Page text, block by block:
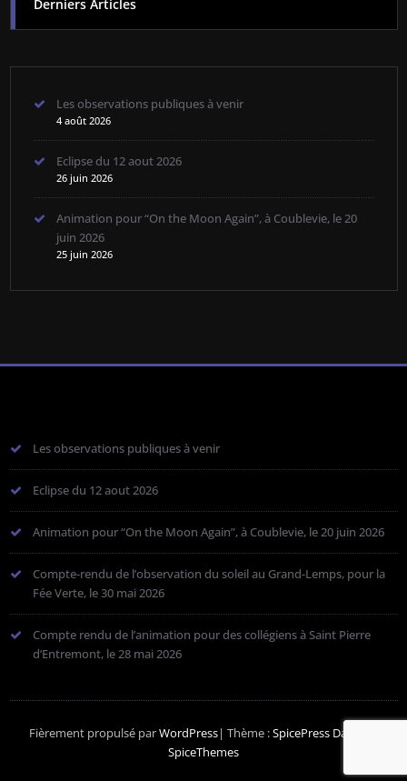
Derniers Articles
Les observations publiques à venir
4 août 2026
Eclipse du 12 aout 2026
26 juin 2026
Animation pour “On the Moon Again”, à Coublevie, le 20
juin 2026
25 juin 2026
Les observations publiques à venir
Eclipse du 12 aout 2026
Animation pour “On the Moon Again”, à Coublevie, le 20 juin 2026
Compte-rendu de l’observation du soleil au Grand-Lemps, pour la
Fée Verte, le 30 mai 2026
Compte rendu de l’animation pour des collégiens à Saint Pierre
d’Entremont, le 28 mai 2026
Fièrement propulsé parWordPress| Thème :SpicePress Dark
SpiceThemes